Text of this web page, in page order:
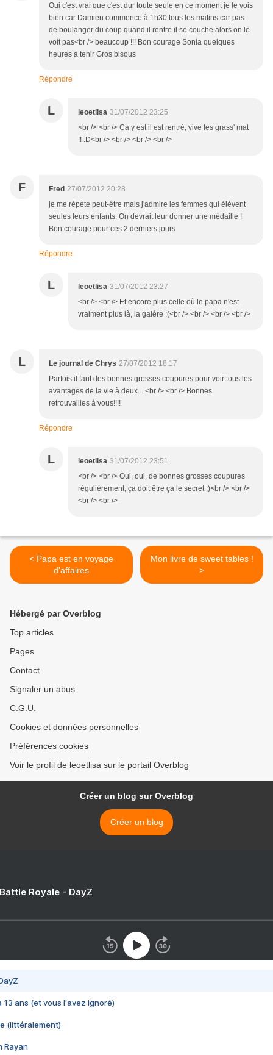
Oui c'est vrai que c'est dur toute seule en ce moment je le vois
bien car Damien commence à 1h30 tous les matins car pas
de boulanger du coup quand il rentre il se couche alors on le
voit pas<br /> beaucoup !!! Bon courage Sonia quelques
heures à tenir Gros bisous
Répondre
L leoetlisa 31/07/2012 23:25
<br /> <br /> Ca y est il est rentré, vive les grass' mat
!! :D<br /> <br /> <br /> <br />
F Fred 27/07/2012 20:28
je me répète peut-être mais j'admire les femmes qui élèvent
seules leurs enfants. On devrait leur donner une médaille !
Bon courage pour ces 2 derniers jours
Répondre
L leoetlisa 31/07/2012 23:27
<br /> <br /> Et encore plus celle où le papa n'est
vraiment plus là, la galère :(<br /> <br /> <br /> <br />
L Le journal de Chrys 27/07/2012 18:17
Parfois il faut des bonnes grosses coupures pour voir tous les
avantages de la vie à deux....<br /> <br /> Bonnes
retrouvailles à vous!!!!
Répondre
L leoetlisa 31/07/2012 23:51
<br /> <br /> Oui, oui, de bonnes grosses coupures
régulièrement, ça doit être ça le secret ;)<br /> <br />
<br /> <br />
< Papa est en voyage
d'affaires
Mon livre de sweet tables !
>
Hébergé par Overblog
Top articles
Pages
Contact
Signaler un abus
C.G.U.
Cookies et données personnelles
Préférences cookies
Voir le profil de leoetlisa sur le portail Overblog
Créer un blog sur Overblog
Créer un blog
Royale - DayZ
13 ans (et vous l'avez ignoré)
(littéralement)
Rayan